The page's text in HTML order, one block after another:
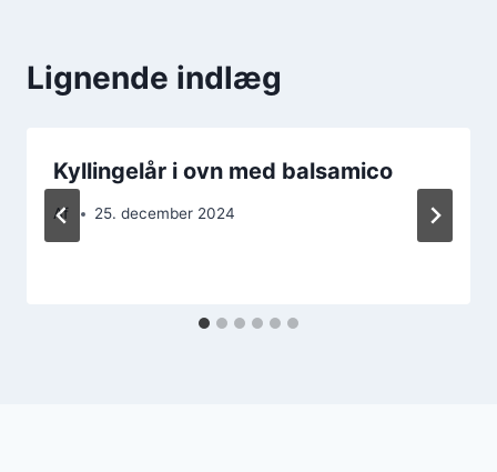
Lignende indlæg
Kyllingelår i ovn med balsamico
Af 25. december 2024